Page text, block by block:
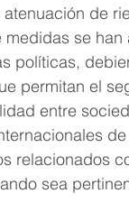
de
se han
políticas,
permitan el
entre
relacionados
sea